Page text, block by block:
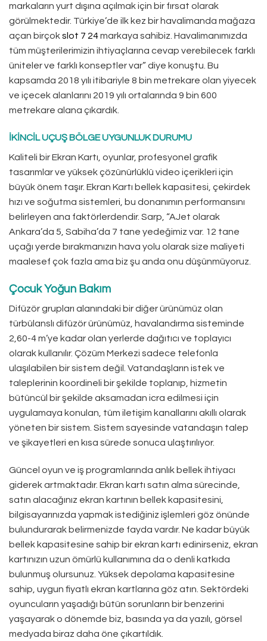
markaların yurt dışına açılmak için bir fırsat olarak
görülmektedir. Türkiye’de ilk kez bir havalimanda mağaza
açan birçokslot 7 24markaya sahibiz. Havalimanımızda
tüm müşterilerimizin ihtiyaçlarına cevap verebilecek farklı
üniteler ve farklı konseptler var” diye konuştu. Bu
kapsamda 2018 yılı itibariyle 8 bin metrekare olan yiyecek
ve içecek alanlarını 2019 yılı ortalarında 9 bin 600
metrekare alana çıkardık.
İKİNCİL UÇUŞ BÖLGE UYGUNLUK DURUMU
Kaliteli bir Ekran Kartı, oyunlar, profesyonel grafik
tasarımlar ve yüksek çözünürlüklü video içerikleri için
büyük önem taşır. Ekran Kartı bellek kapasitesi, çekirdek
hızı ve soğutma sistemleri, bu donanımın performansını
belirleyen ana faktörlerdendir. Sarp, “AJet olarak
Ankara’da 5, Sabiha’da 7 tane yedeğimiz var. 12 tane
uçağı yerde bırakmanızın hava yolu olarak size maliyeti
maalesef çok fazla ama biz şu anda onu düşünmüyoruz.
Çocuk Yoğun Bakım
Difüzör grupları alanındaki bir diğer ürünümüz olan
türbülanslı difüzör ürünümüz, havalandırma sisteminde
2,60-4 m’ye kadar olan yerlerde dağıtıcı ve toplayıcı
olarak kullanılır. Çözüm Merkezi sadece telefonla
ulaşılabilen bir sistem değil. Vatandaşların istek ve
taleplerinin koordineli bir şekilde toplanıp, hizmetin
bütüncül bir şekilde aksamadan icra edilmesi için
uygulamaya konulan, tüm iletişim kanallarını akıllı olarak
yöneten bir sistem. Sistem sayesinde vatandaşın talep
ve şikayetleri en kısa sürede sonuca ulaştırılıyor.
Güncel oyun ve iş programlarında anlık bellek ihtiyacı
giderek artmaktadır. Ekran kartı satın alma sürecinde,
satın alacağınız ekran kartının bellek kapasitesini,
bilgisayarınızda yapmak istediğiniz işlemleri göz önünde
bulundurarak belirmenizde fayda vardır. Ne kadar büyük
bellek kapasitesine sahip bir ekran kartı edinirseniz, ekran
kartınızın uzun ömürlü kullanımına da o denli katkıda
bulunmuş olursunuz. Yüksek depolama kapasitesine
sahip, uygun fiyatlı ekran kartlarına göz atın. Sektördeki
oyuncuların yaşadığı bütün sorunların bir benzerini
yaşayarak o dönemde biz, basında ya da yazılı, görsel
medyada biraz daha öne çıkartıldık.